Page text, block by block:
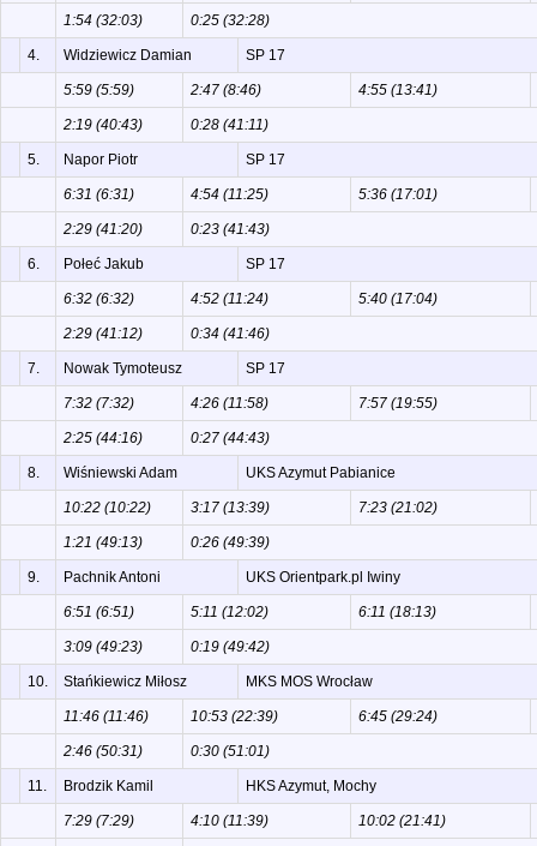
1:54 (32:03) 0:25 (32:28)
4. Widziewicz Damian SP 17
5:59 (5:59) 2:47 (8:46) 4:55 (13:41)
2:19 (40:43) 0:28 (41:11)
5. Napor Piotr SP 17
6:31 (6:31) 4:54 (11:25) 5:36 (17:01)
2:29 (41:20) 0:23 (41:43)
6. Połeć Jakub SP 17
6:32 (6:32) 4:52 (11:24) 5:40 (17:04)
2:29 (41:12) 0:34 (41:46)
7. Nowak Tymoteusz SP 17
7:32 (7:32) 4:26 (11:58) 7:57 (19:55)
2:25 (44:16) 0:27 (44:43)
8. Wiśniewski Adam UKS Azymut Pabianice
10:22 (10:22) 3:17 (13:39) 7:23 (21:02)
1:21 (49:13) 0:26 (49:39)
9. Pachnik Antoni UKS Orientpark.pl Iwiny
6:51 (6:51) 5:11 (12:02) 6:11 (18:13)
3:09 (49:23) 0:19 (49:42)
10. Stańkiewicz Miłosz MKS MOS Wrocław
11:46 (11:46) 10:53 (22:39) 6:45 (29:24)
2:46 (50:31) 0:30 (51:01)
11. Brodzik Kamil HKS Azymut, Mochy
7:29 (7:29) 4:10 (11:39) 10:02 (21:41)